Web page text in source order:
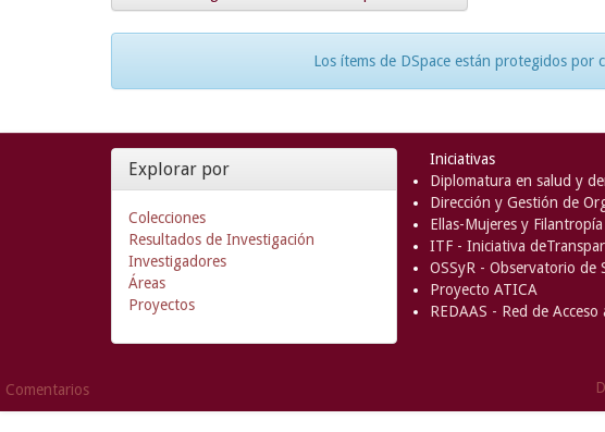
Los ítems de DSpace están protegidos
Explorar por
Colecciones
Resultados de Investigación
Investigadores
Áreas
Proyectos
Iniciativas
Diplomatura en salud y
Dirección y Gestión de
Ellas-Mujeres y Filantropía
ITF - Iniciativa
OSSyR - Observatorio de
Proyecto ATICA
REDAAS - Red de
Comentarios